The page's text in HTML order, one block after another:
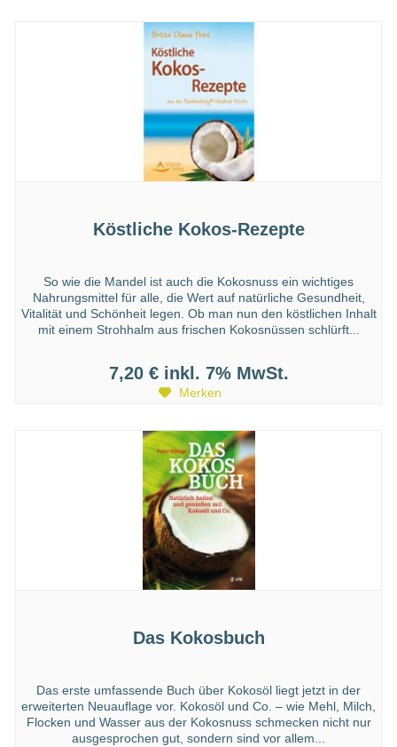
Köstliche Kokos-Rezepte
So wie die Mandel ist auch die Kokosnuss ein wichtiges
Nahrungsmittel für alle, die Wert auf natürliche Gesundheit,
Vitalität und Schönheit legen. Ob man nun den köstlichen Inhalt
mit einem Strohhalm aus frischen Kokosnüssen schlürft...
7,20 € inkl. 7% MwSt.
Merken
Das Kokosbuch
Das erste umfassende Buch über Kokosöl liegt jetzt in der
erweiterten Neuauflage vor. Kokosöl und Co. – wie Mehl, Milch,
Flocken und Wasser aus der Kokosnuss schmecken nicht nur
ausgesprochen gut, sondern sind vor allem...